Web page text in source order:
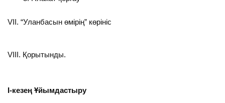
VII. “Уланбасын өмірің” көрініс
VIII. Қорытынды.
I-кезең Ұйымдастыру